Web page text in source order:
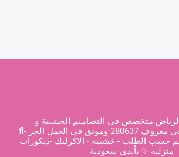
متخصص في التصاميم الخشبية و
الاكرليك، مسجل في معروف 280637 وموثق في العمل الحر fl-
تصاميم حسب الطلب - خشبيه - الاكرليك -ديكورات
منزليه ✨ بأيدي سعودية